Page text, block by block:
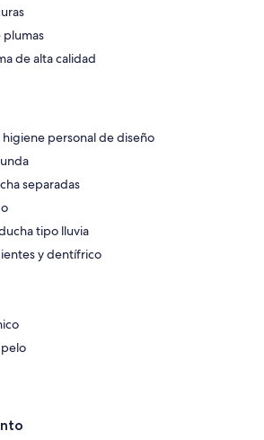
de alta calidad
personal de diseño
separadas
tipo lluvia
y dentífrico